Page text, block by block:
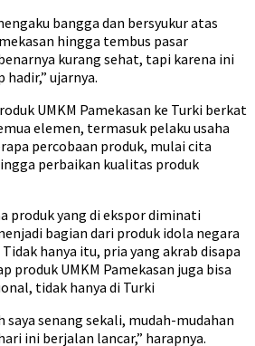
bangga dan bersyukur atas
hingga tembus pasar
kurang sehat, tapi karena ini
hadir,” ujarnya.
UMKM Pamekasan ke Turki berkat
elemen, termasuk pelaku usaha
percobaan produk, mulai cita
perbaikan kualitas produk
produk yang di ekspor diminati
bagian dari produk idola negara
hanya itu, pria yang akrab disapa
produk UMKM Pamekasan juga bisa
tidak hanya di Turki
senang sekali, mudah-mudahan
ini berjalan lancar,” harapnya.